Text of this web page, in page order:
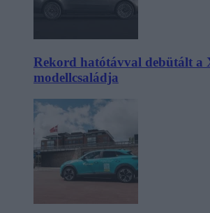
Rekord hatótávval debütált a
modellcsaládja